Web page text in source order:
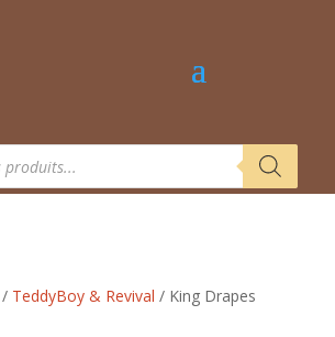
/ TeddyBoy & Revival / King Drapes